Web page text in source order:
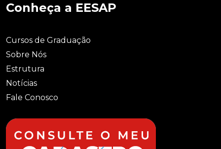
Conheça a EESAP
Cursos de Graduação
Sobre Nós
Estrutura
Notícias
Fale Conosco